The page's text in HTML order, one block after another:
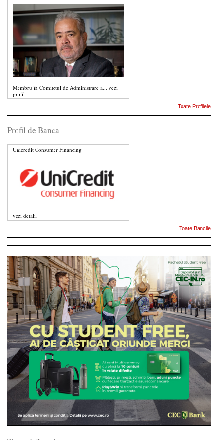
Membru în Comitetul de Administrare a... vezi
profil
Toate Profilele
Profil de Banca
Unicredit Consumer Financing
vezi detalii
Toate Bancile